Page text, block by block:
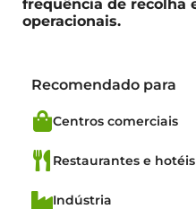
frequência de recolha
operacionais.
Recomendado para
Centros comerciais
Restaurantes e hotéis
Indústria